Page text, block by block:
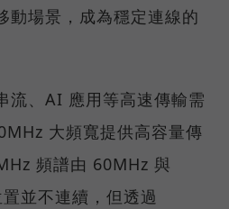
動場景，成為穩定連線的
流、AI 應用等高速傳輸需
大頻寬提供高容量傳
頻譜由 60MHz 與
並不連續，但透過